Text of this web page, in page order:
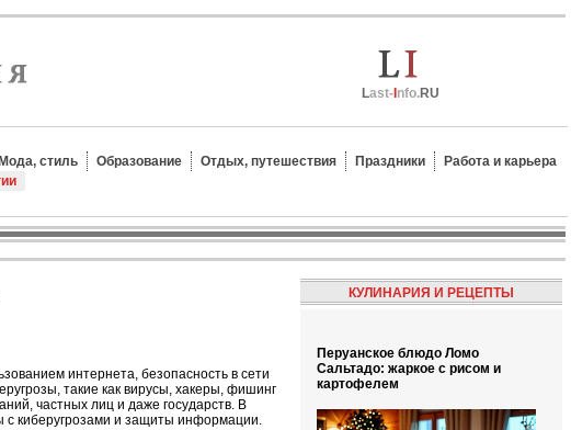
Last- nfo.RU
Мода, стиль Образование Отдых, путешествия Праздники
Работа и карьера
интернета, безопасность в сети
такие как вирусы, хакеры, фишинг
частных лиц и даже государств. В
с киберугрозами и защиты информации.
КУЛИНАРИЯ И РЕЦЕПТЫ
Перуанское блюдо Ломо
Сальтадо: жаркое с рисом и
картофелем